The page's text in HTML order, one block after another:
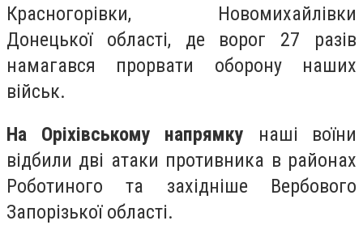
Красногорівки, Новомихайлівки
Донецької області, де ворог 27 разів
намагався прорвати оборону наших
військ.
На Оріхівському напрямку наші воїни
відбили дві атаки противника в районах
Роботиного та західніше Вербового
Запорізької області.